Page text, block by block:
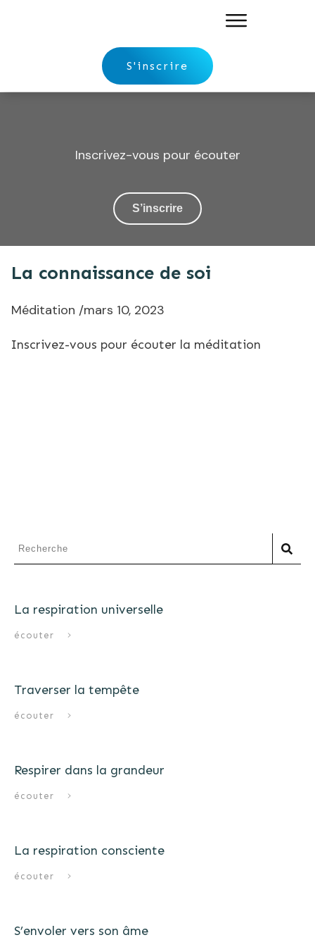
S'inscrire
Inscrivez-vous pour écouter
S’inscrire
La connaissance de soi
Méditation /mars 10, 2023
Inscrivez-vous pour écouter la méditation
La respiration universelle
écouter
Traverser la tempête
écouter
Respirer dans la grandeur
écouter
La respiration consciente
écouter
S’envoler vers son âme